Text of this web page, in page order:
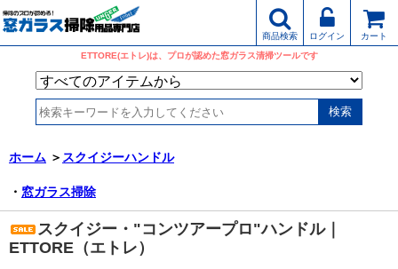
商品検索 ログイン
カート
ETTORE(エトレ)は、プロが認めた窓ガラス清掃ツールです
ホーム ＞ スクイジーハンドル
・ 窓ガラス掃除
スクイジー・"コンツアープロ"ハンドル｜
ETTORE（エトレ）